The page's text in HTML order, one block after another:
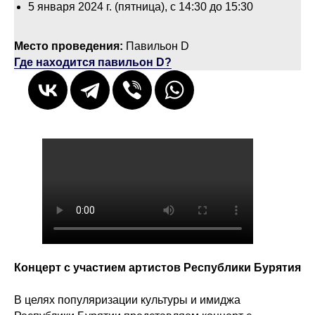
5 января 2024 г. (пятница), с 14:30 до 15:30
Место проведения: Павильон D
Где находится павильон D?
Концерт с участием артистов Республики Бурятия
В целях популяризации культуры и имиджа